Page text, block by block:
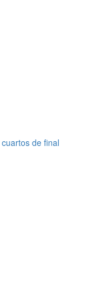
de final